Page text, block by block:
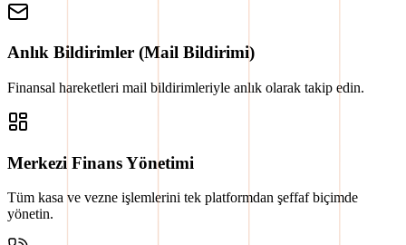
Anlık Bildirimler (Mail Bildirimi)
Finansal hareketleri mail bildirimleriyle anlık olarak takip edin.
Merkezi Finans Yönetimi
Tüm kasa ve vezne işlemlerini tek platformdan şeffaf biçimde
yönetin.